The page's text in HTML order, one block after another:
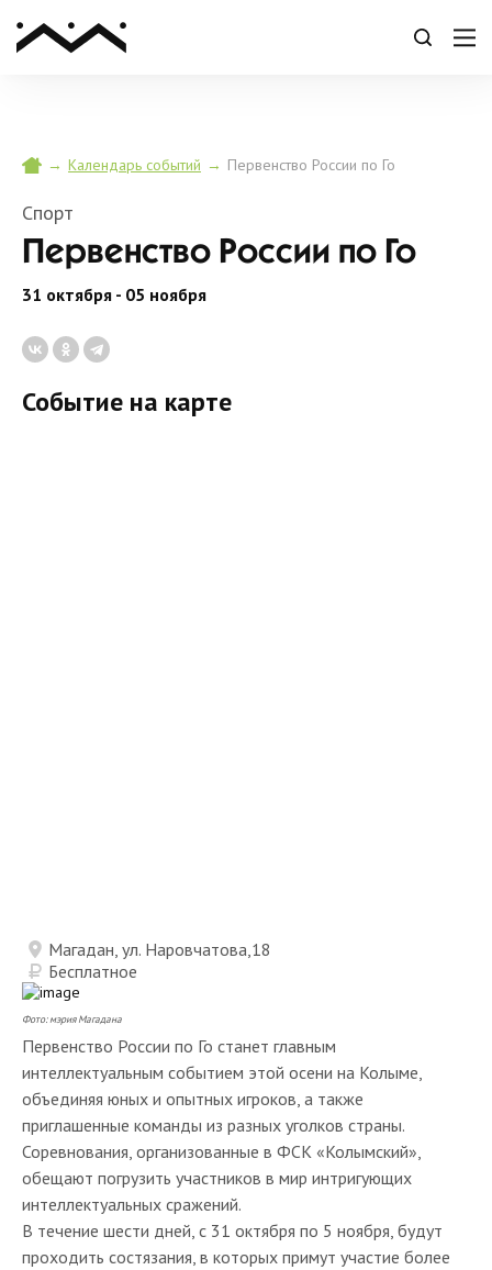
→ Календарь событий → Первенство России по Го
Спорт
Первенство России по Го
31 октября - 05 ноября
Фото: мэрия Магадана
Первенство России по Го станет главным
интеллектуальным событием этой осени на Колыме,
объединяя юных и опытных игроков, а также
приглашенные команды из разных уголков страны.
Соревнования, организованные в ФСК «Колымский»,
обещают погрузить участников в мир интригующих
интеллектуальных сражений.
В течение шести дней, с 31 октября по 5 ноября, будут
проходить состязания, в которых примут участие более
Событие на карте
Магадан, ул. Наровчатова,18
Бесплатное